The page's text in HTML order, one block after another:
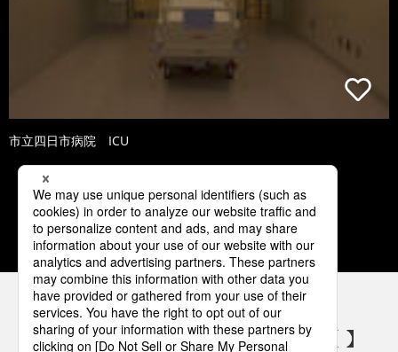
市立四日市病院 ICU
3 4 5 6 7
パナソニックの電気設備 SNSアカウント